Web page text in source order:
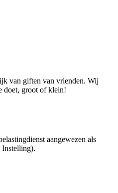
van giften van vrienden. Wij
doet, groot of klein!
aangewezen als